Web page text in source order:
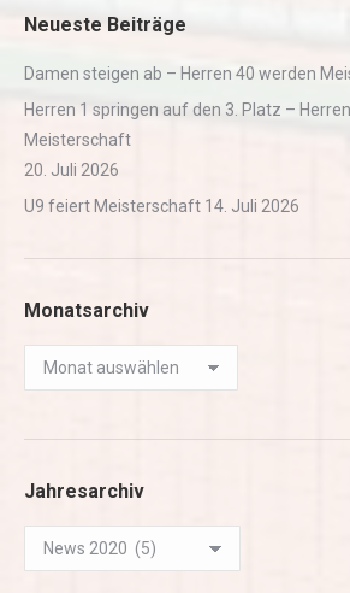
Neueste Beiträge
Damen steigen ab – Herren 40 werden
Herren 1 springen auf den 3. Platz –
Meisterschaft
20. Juli 2026
U9 feiert Meisterschaft 14. Juli 2026
Monatsarchiv
Monatsarchiv
Jahresarchiv
Jahresarchiv